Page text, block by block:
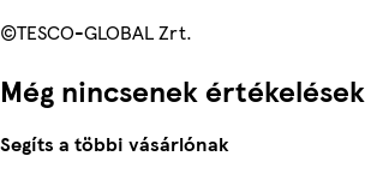
©TESCO-GLOBAL Zrt.
Még nincsenek értékelések
Segíts a többi vásárlónak